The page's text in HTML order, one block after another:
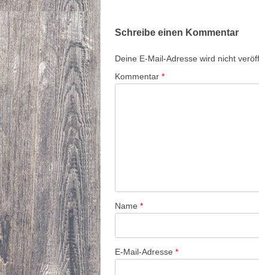
Schreibe einen Kommentar
Deine E-Mail-Adresse wird nicht
Kommentar *
Name *
E-Mail-Adresse *